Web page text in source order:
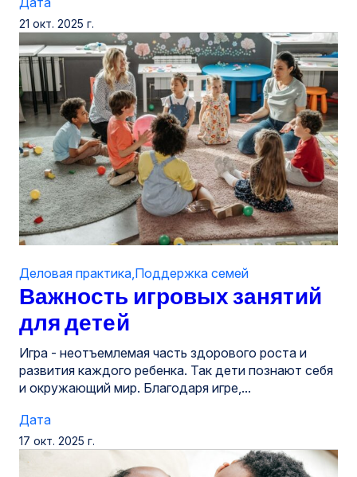
21 окт. 2025 г.
Важность игровых занятий
для детей
Деловая практика Поддержка семей
Игра - неотъемлемая часть здорового роста и
развития каждого ребенка. Так дети познают себя
и окружающий мир. Благодаря игре,...
Дата
17 окт. 2025 г.